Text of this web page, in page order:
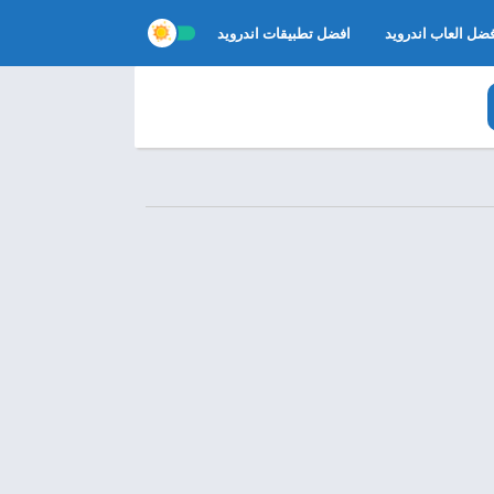
العاب اندرويد افضل تطبيقات اندرويد